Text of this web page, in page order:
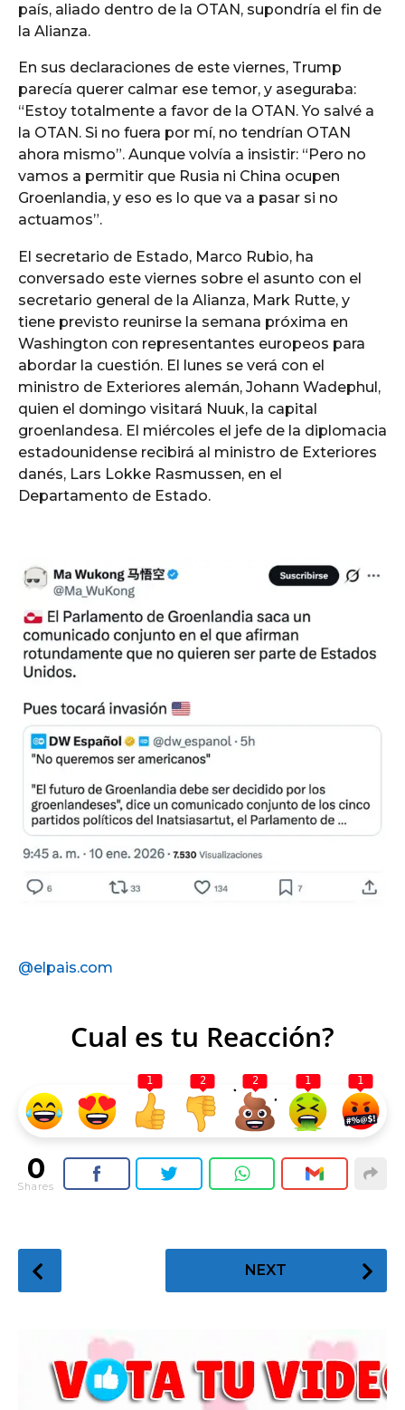
país, aliado dentro de la OTAN, supondría el fin de
la Alianza.
En sus declaraciones de este viernes, Trump
parecía querer calmar ese temor, y aseguraba:
“Estoy totalmente a favor de la OTAN. Yo salvé a
la OTAN. Si no fuera por mí, no tendrían OTAN
ahora mismo”. Aunque volvía a insistir: “Pero no
vamos a permitir que Rusia ni China ocupen
Groenlandia, y eso es lo que va a pasar si no
actuamos”.
El secretario de Estado, Marco Rubio, ha
conversado este viernes sobre el asunto con el
secretario general de la Alianza, Mark Rutte, y
tiene previsto reunirse la semana próxima en
Washington con representantes europeos para
abordar la cuestión. El lunes se verá con el
ministro de Exteriores alemán, Johann Wadephul,
quien el domingo visitará Nuuk, la capital
groenlandesa. El miércoles el jefe de la diplomacia
estadounidense recibirá al ministro de Exteriores
danés, Lars Lokke Rasmussen, en el
Departamento de Estado.
@elpais.com
Cual es tu Reacción?
1 2 2 1 1
0
Shares
o
NEXT